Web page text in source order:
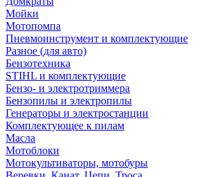
Мойки
Мотопомпа
Пневмоинструмент и комплектующие
Разное (для авто)
Бензотехника
STIHL и комплектующие
Бензо- и электротриммера
Бензопилы и электропилы
Генераторы и электростанции
Комплектующее к пилам
Масла
Мотоблоки
Мотокультиваторы, мотобуры